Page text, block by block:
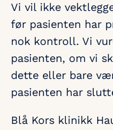
Vi vil ikke
før pasienten har
nok kontroll. Vi
pasienten, om vi
dette eller bare
pasienten har
Blå Kors klinikk